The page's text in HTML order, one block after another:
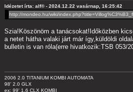
Idézetet írta: alf® - 2024.12.22 vasárnap, 16:25:42
http://mondeo.hu/wiki/
Szia!Köszönöm a tanácsokat!Időközben
a netet hátha valaki járt már így,küldöldi
bulletin is van róla(erre hivatkozik:TSB 053/
2006 2.0 TITANIUM KOMBI AUTOMATA
98' 2.0 GLX
ex: 99' 1.6 CLX KOMBI